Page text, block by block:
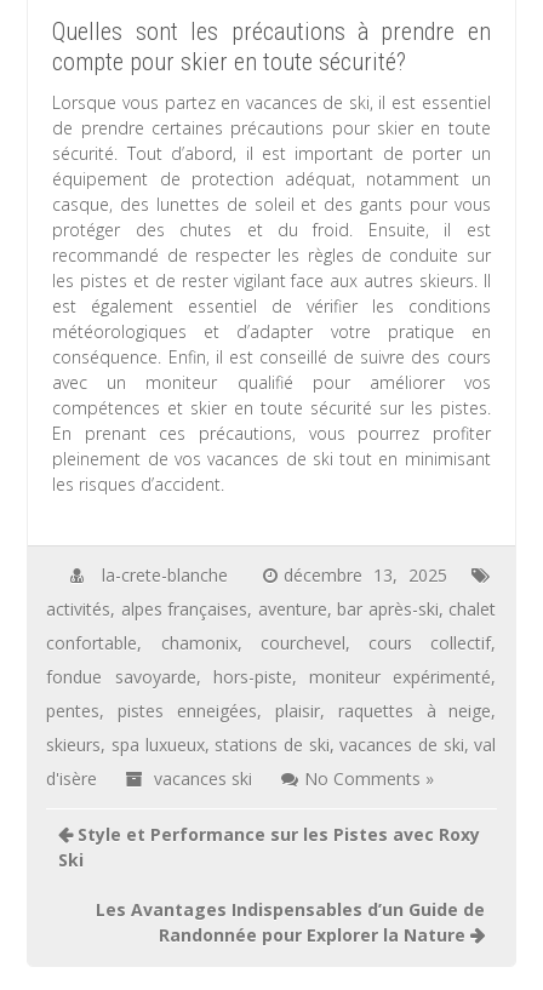
Quelles sont les précautions à prendre en
compte pour skier en toute sécurité?
Lorsque vous partez en vacances de ski, il est essentiel
de prendre certaines précautions pour skier en toute
sécurité. Tout d’abord, il est important de porter un
équipement de protection adéquat, notamment un
casque, des lunettes de soleil et des gants pour vous
protéger des chutes et du froid. Ensuite, il est
recommandé de respecter les règles de conduite sur
les pistes et de rester vigilant face aux autres skieurs. Il
est également essentiel de vérifier les conditions
météorologiques et d’adapter votre pratique en
conséquence. Enfin, il est conseillé de suivre des cours
avec un moniteur qualifié pour améliorer vos
compétences et skier en toute sécurité sur les pistes.
En prenant ces précautions, vous pourrez profiter
pleinement de vos vacances de ski tout en minimisant
les risques d’accident.
la-crete-blanche
décembre 13, 2025
activités, alpes françaises, aventure, bar après-ski, chalet
confortable, chamonix, courchevel, cours collectif,
fondue savoyarde, hors-piste, moniteur expérimenté,
pentes, pistes enneigées, plaisir, raquettes à neige,
skieurs, spa luxueux, stations de ski,vacances de ski,val
d'isère
vacances ski No Comments »
Navigation
de
Style et Performance sur les Pistes avec Roxy
Ski
Les Avantages Indispensables d’un Guide de
Randonnée pour Explorer la Nature